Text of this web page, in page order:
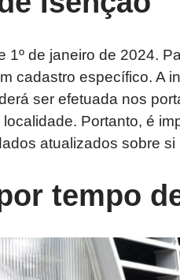
1º de janeiro de 2024.
cadastro específico. A
ser efetuada nos
Portanto, é
atualizados sobre
tempo